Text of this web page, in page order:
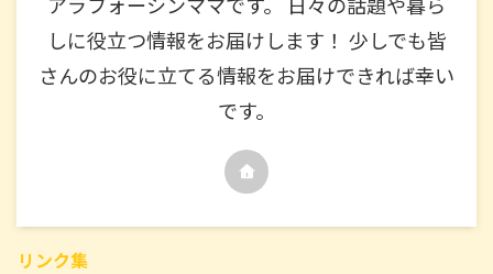
しに役立つ情報をお届けします！ 少しでも皆
さんのお役に立てる情報をお届けできれば幸い
です。
リンク集